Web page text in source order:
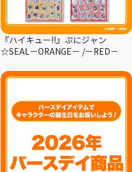
『ハイキュー!!』ぷにジャン
☆SEAL－ORANGE－ /－RED－